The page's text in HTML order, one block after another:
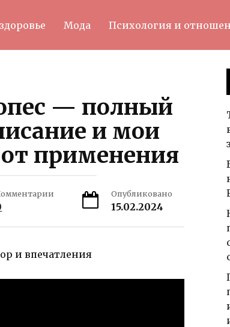
Мода Психология и
— полный
и мои
применения
Опубликовано
15.02.2024